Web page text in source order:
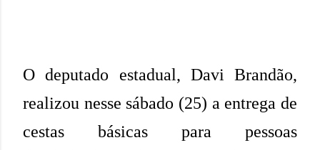
O deputado estadual, Davi Brandão,
realizou nesse sábado (25) a entrega de
cestas básicas para pessoas